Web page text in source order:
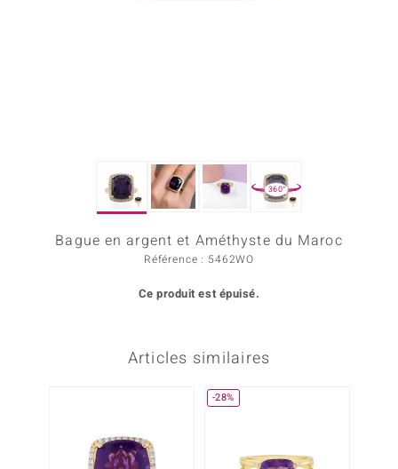
in Italy
360°
Bague en argent et Améthyste du Maroc
Référence : 5462WO
Ce produit est épuisé.
Articles similaires
-28%